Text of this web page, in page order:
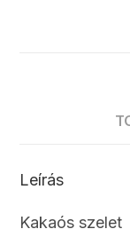
Leírás
Kakaós szelet